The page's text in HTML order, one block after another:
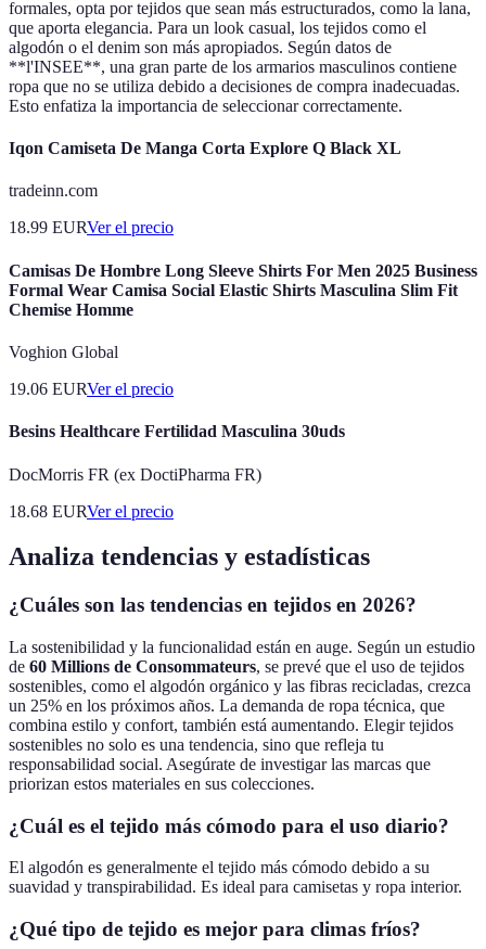
formales, opta por tejidos que sean más estructurados, como la lana,
que aporta elegancia. Para un look casual, los tejidos como el
algodón o el denim son más apropiados. Según datos de
**l'INSEE**, una gran parte de los armarios masculinos contiene
ropa que no se utiliza debido a decisiones de compra inadecuadas.
Esto enfatiza la importancia de seleccionar correctamente.
Iqon Camiseta De Manga Corta Explore Q Black XL
tradeinn.com
18.99 EURVer el precio
Camisas De Hombre Long Sleeve Shirts For Men 2025 Business
Formal Wear Camisa Social Elastic Shirts Masculina Slim Fit
Chemise Homme
Voghion Global
19.06 EURVer el precio
Besins Healthcare Fertilidad Masculina 30uds
DocMorris FR (ex DoctiPharma FR)
18.68 EURVer el precio
Analiza tendencias y estadísticas
¿Cuáles son las tendencias en tejidos en 2026?
La sostenibilidad y la funcionalidad están en auge. Según un estudio
de 60 Millions de Consommateurs, se prevé que el uso de tejidos
sostenibles, como el algodón orgánico y las fibras recicladas, crezca
un 25% en los próximos años. La demanda de ropa técnica, que
combina estilo y confort, también está aumentando. Elegir tejidos
sostenibles no solo es una tendencia, sino que refleja tu
responsabilidad social. Asegúrate de investigar las marcas que
priorizan estos materiales en sus colecciones.
¿Cuál es el tejido más cómodo para el uso diario?
El algodón es generalmente el tejido más cómodo debido a su
suavidad y transpirabilidad. Es ideal para camisetas y ropa interior.
¿Qué tipo de tejido es mejor para climas fríos?